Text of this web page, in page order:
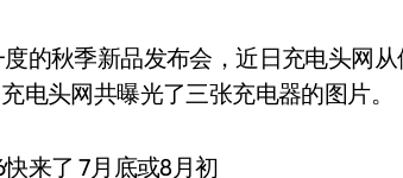
的秋季新品发布会，近日充电头网
电头网共曝光了三张充电器的图片。
来了 7月底或8月初